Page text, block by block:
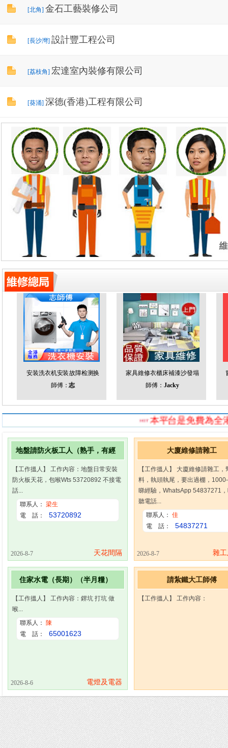
[北角] 金石工藝裝修公司
[長沙灣] 設計豐工程公司
[荔枝角] 宏達室內裝修有限公司
[葵涌] 深德(香港)工程有限公司
全屋鋪瓷磚.貼牆磚地磚.
師傅：志
安装洗衣机安装故障检测换
師傅：志
本平台是免費為全港46
地盤請防火板工人（熟手，有經
【工作搵人】 工作內容：地盤日常安裝
防火板天花，包喉Wts 53720892 不接電
話...
聯系人： 梁生
電 話：
53720892
天花間隔
2026-8-7
大廈維修請雜工
【工作搵人】 大廈維修請雜工，
料，執頭執尾，要出過棚，
睇經驗，WhatsApp 54837271
聽電話...
聯系人： 佳
電 話：
54837271
雜
2026-8-7
住家水電（長期）（半月糧）
【工作搵人】 工作內容：鎅坑 打坑 做
喉...
聯系人：
陳
電 話：
65001623
電燈及電器
2026-8-6
請紮鐵大工師傅
【工作搵人】 工作內容：